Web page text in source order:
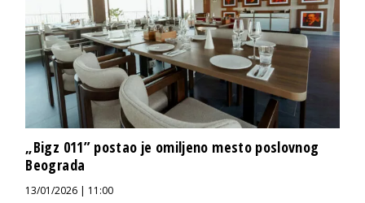
„Bigz 011” postao je omiljeno mesto poslovnog
Beograda
13/01/2026 | 11:00